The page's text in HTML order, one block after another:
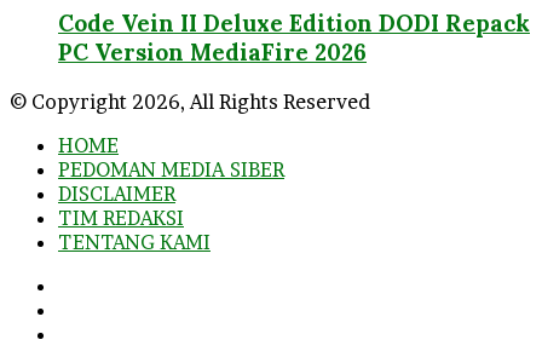
Code Vein II Deluxe Edition DODI Repack
PC Version MediaFire 2026
© Copyright 2026, All Rights Reserved
HOME
PEDOMAN MEDIA SIBER
DISCLAIMER
TIM REDAKSI
TENTANG KAMI